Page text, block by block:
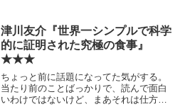
津川友介『世界一シンプルで科学
的に証明された究極の食事』
★★★
ちょっと前に話題になってた気がする。
当たり前のことばっかりで、読んで面白
いわけではないけど、まあそれは仕方な